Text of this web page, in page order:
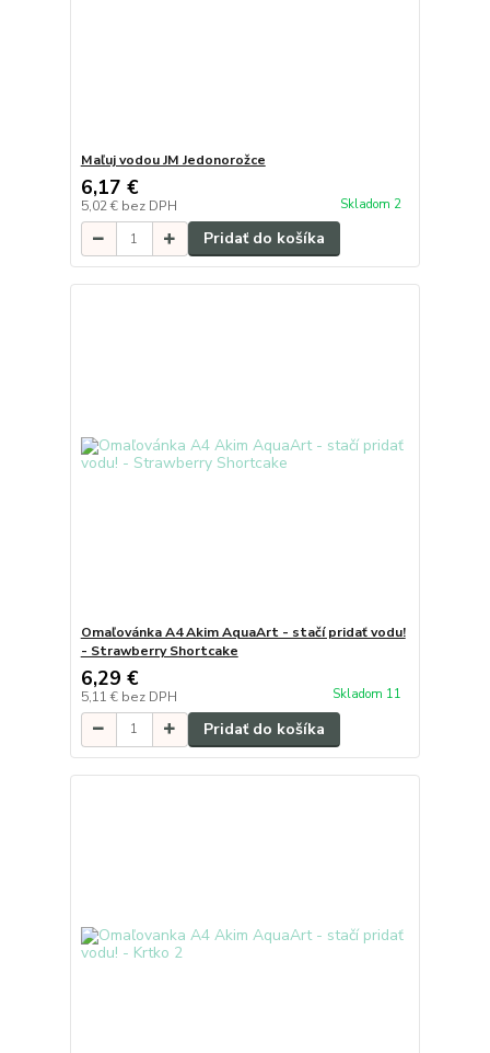
Maľuj vodou JM Jedonorožce
6,17 €
5,02 € bez DPH Skladom 2
Pridať do košíka
Omaľovánka A4 Akim AquaArt - stačí pridať vodu!
- Strawberry Shortcake
6,29 €
5,11 € bez DPH Skladom 11
Pridať do košíka